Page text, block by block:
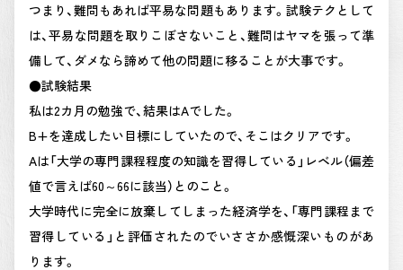
つまり、難問もあれば平易な問題もあります。試験テクとして
は、平易な問題を取りこぼさないこと、難問はヤマを張って準
備して、ダメなら諦めて他の問題に移ることが大事です。
●試験結果
私は2カ月の勉強で、結果はAでした。
B+を達成したい目標にしていたので、そこはクリアです。
Aは「大学の専門課程程度の知識を習得している」レベル（偏差
値で言えば60～66に該当）とのこと。
大学時代に完全に放棄してしまった経済学を、「専門課程まで
習得している」と評価されたのでいささか感慨深いものがあ
ります。